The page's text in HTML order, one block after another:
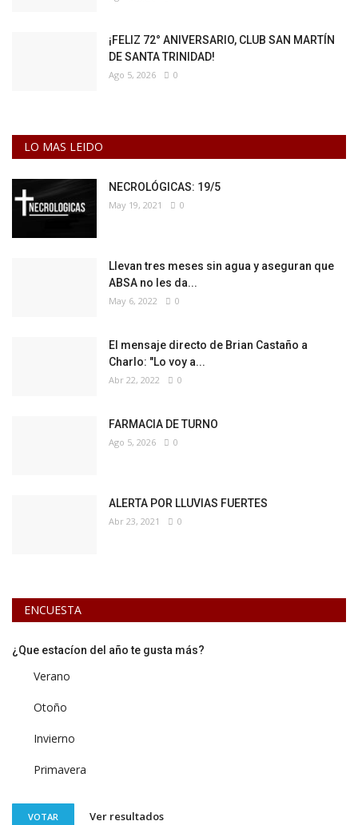
¡FELIZ 72° ANIVERSARIO, CLUB SAN MARTÍN
DE SANTA TRINIDAD!
Ago 5, 2026 0
LO MAS LEIDO
NECROLÓGICAS: 19/5
May 19, 2021 0
Llevan tres meses sin agua y aseguran que
ABSA no les da...
May 6, 2022 0
El mensaje directo de Brian Castaño a
Charlo: "Lo voy a...
Abr 22, 2022 0
FARMACIA DE TURNO
Ago 5, 2026 0
ALERTA POR LLUVIAS FUERTES
Abr 23, 2021 0
ENCUESTA
¿Que estacíon del año te gusta más?
Verano
Otoño
Invierno
Primavera
VOTAR Ver resultados